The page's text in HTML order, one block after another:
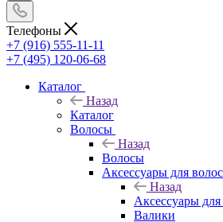
Телефоны
+7 (916) 555-11-11
+7 (495) 120-06-68
Каталог
Назад
Каталог
Волосы
Назад
Волосы
Аксессуары для волос
Назад
Аксессуары для
Валики